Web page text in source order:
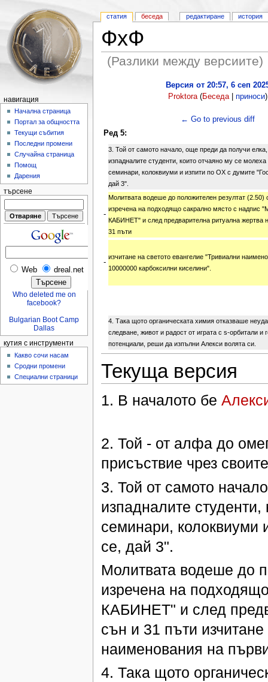
ФхФ
(Разлики между версиите)
Версия от 20:57, 6 сеп
Proktora(Беседа|приноси)
← Go to previous diff
Ред 5:
3. Той от самото начало, още преди да получи
изпадналите студенти, които отчаяно му се
семинари, колоквиуми и изпити по ОХ с думите
дай 3".
-
Молитвата водеше до положителен резултат (2.50)
изречена на подходящо сакрално място с
КАБИНЕТ" и след предварителна ритуална жертва
31 пъти
-
изчитане на светото евангелие "Тривиални
10000000 карбоксилни киселини".
4. Така щото органическата химия отказваше
следване, живот и радост от играта с s-орбитали и
потенциали, реши да изпълни Алекси волята си.
Текуща версия
1. В началото бе
2. Той - от алфа до
присъствие чрез
3. Той от самото
изпадналите
семинари, колоквиуми
се, дай 3".
Молитвата водеше до
изречена на
КАБИНЕТ" и след
сън и 31 пъти
наименования на
4. Така щото
статия беседа редактиране история
навигация
Начална страница
Портал за общността
Текущи събития
Последни промени
Случайна страница
Помощ
Дарения
търсене
Web dreal.net
Who deleted me on
facebook?
Bulgarian Boot Camp
Dallas
кутия с инструменти
Какво сочи насам
Сродни промени
Специални страници